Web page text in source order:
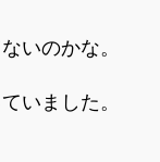
いのかな。
いました。